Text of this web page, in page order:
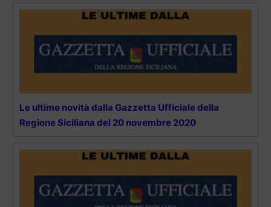
Le ultime novità dalla Gazzetta Ufficiale della
Regione Siciliana del 20 novembre 2020